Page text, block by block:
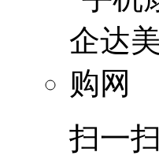
扫一扫